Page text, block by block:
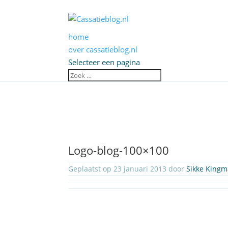
home
over cassatieblog.nl
Selecteer een pagina
Logo-blog-100×100
Geplaatst op 23 januari 2013 doorSikke